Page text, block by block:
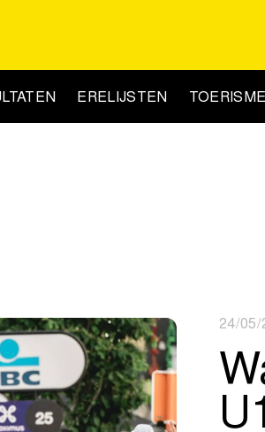
ERELIJSTEN TOERISME
24/05/